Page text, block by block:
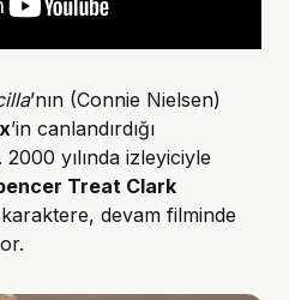
’nın (Connie Nielsen)
’in canlandırdığı
2000 yılında izleyiciyle
Treat Clark
devam filminde